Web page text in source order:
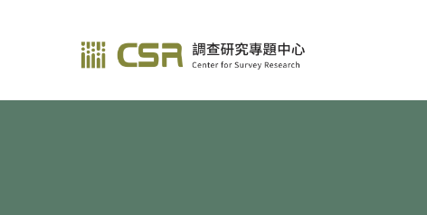
調查研究—方法與應用期刊